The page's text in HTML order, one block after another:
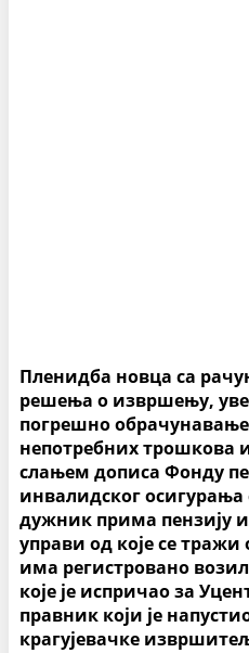
Пленидба новца са
решења о извршењу,
погрешно
непотребних
слањем дописа Фонду
инвалидског
дужник прима пензију
управи од које се
има регистровано
које је испричао за
правник који је
крагујевачке